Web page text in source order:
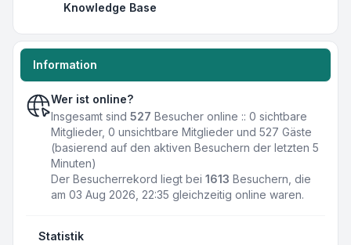
Knowledge Base
Information
Wer ist online?
Insgesamt sind 527 Besucher online :: 0 sichtbare
Mitglieder, 0 unsichtbare Mitglieder und 527 Gäste
(basierend auf den aktiven Besuchern der letzten 5
Minuten)
Der Besucherrekord liegt bei 1613 Besuchern, die
am 03 Aug 2026, 22:35 gleichzeitig online waren.
Statistik